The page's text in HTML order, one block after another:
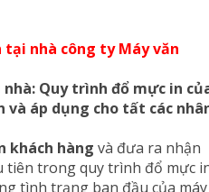
nhà công ty Máy văn
Quy trình đổ mực in
và áp dụng cho tất các
khách hàng và đưa ra nhận
tiên trong quy trình đổ mực
tình trạng ban đầu của máy